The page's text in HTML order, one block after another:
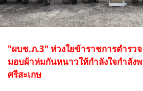
"ผบช.ภ.3" ห่วงใยข้าราชการตำรว
มอบผ้าห่มกันหนาวให้กำลังใจกำลัง
ศรีสะเกษ